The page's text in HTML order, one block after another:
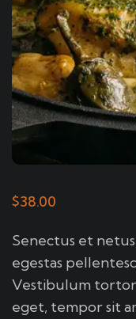
$38.00
Senectus et
egestas
Vestibulum
eget, tempor sit